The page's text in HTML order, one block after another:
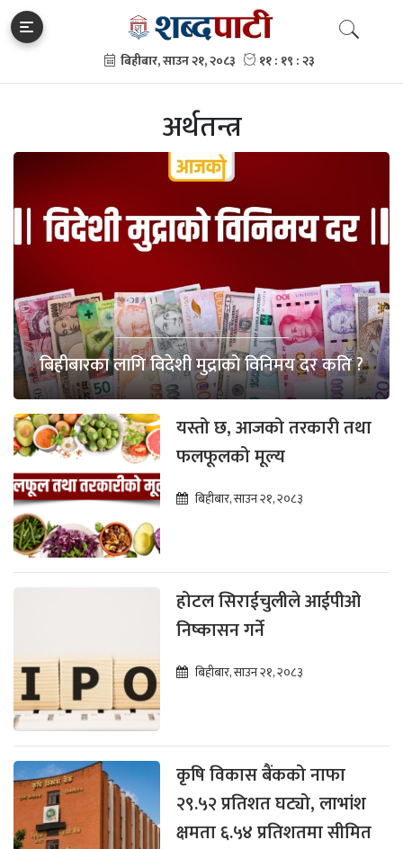
अर्थतन्त्र
बिहीबारका लागि विदेशी मुद्राको विनिमय दर कति ?
यस्तो छ, आजको तरकारी तथा
फलफूलको मूल्य
बिहीबार, साउन २१, २०८३
होटल सिराईचुलीले आईपीओ
निष्कासन गर्ने
बिहीबार, साउन २१, २०८३
कृषि विकास बैंकको नाफा
२९.५२ प्रतिशत घट्यो, लाभांश
क्षमता ६.५४ प्रतिशतमा सीमित